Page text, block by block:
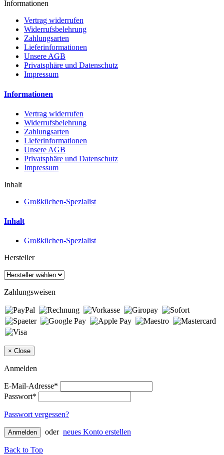
Informationen
Vertrag widerrufen
Widerrufsbelehrung
Zahlungsarten
Lieferinformationen
Unsere AGB
Privatsphäre und Datenschutz
Impressum
Informationen
Vertrag widerrufen
Widerrufsbelehrung
Zahlungsarten
Lieferinformationen
Unsere AGB
Privatsphäre und Datenschutz
Impressum
Inhalt
Großküchen-Spezialist
Inhalt
Großküchen-Spezialist
Hersteller
Zahlungsweisen
× Close
Anmelden
E-Mail-Adresse*
Passwort*
Passwort vergessen?
Anmelden oder neues Konto erstellen
Back to Top